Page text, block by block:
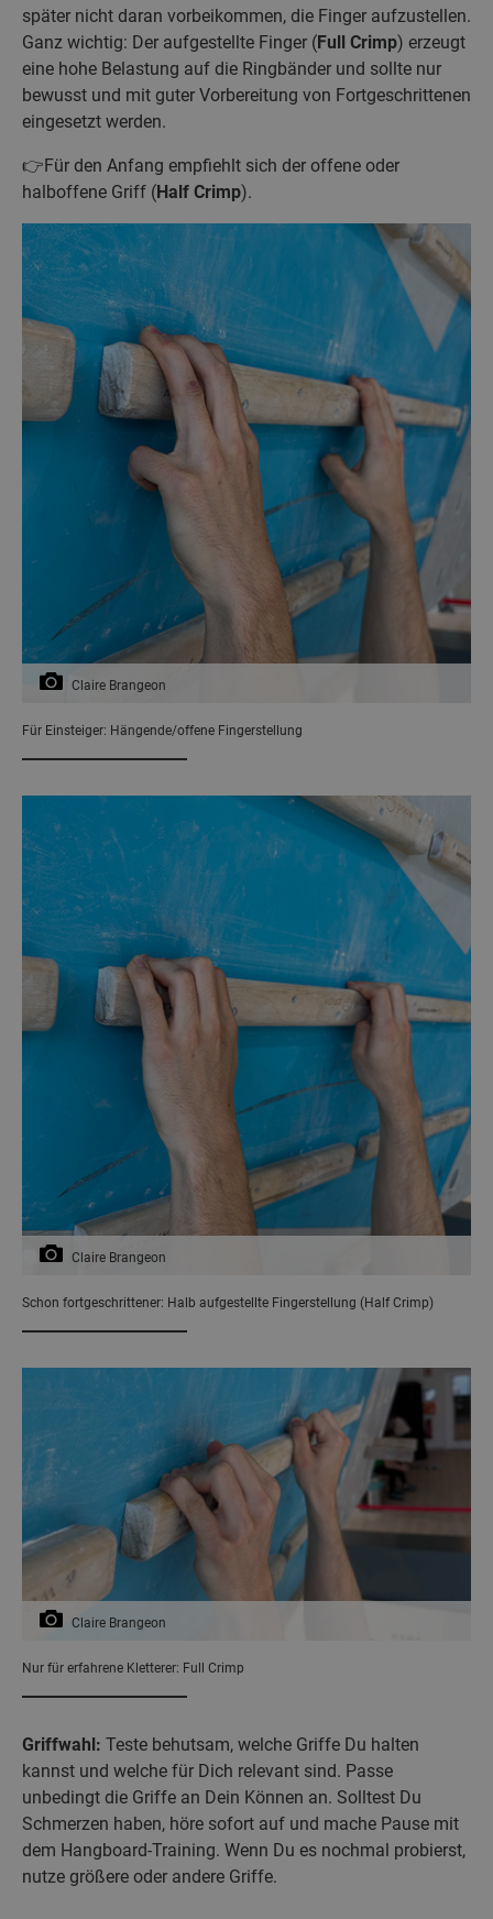
später nicht daran vorbeikommen, die Finger aufzustellen.
Ganz wichtig: Der aufgestellte Finger (Full Crimp) erzeugt
eine hohe Belastung auf die Ringbänder und sollte nur
bewusst und mit guter Vorbereitung von Fortgeschrittenen
eingesetzt werden.
👉Für den Anfang empfiehlt sich der offene oder
halboffene Griff (Half Crimp).
Claire Brangeon
Für Einsteiger: Hängende/offene Fingerstellung
Claire Brangeon
Schon fortgeschrittener: Halb aufgestellte Fingerstellung (Half Crimp)
Claire Brangeon
Nur für erfahrene Kletterer: Full Crimp
Griffwahl: Teste behutsam, welche Griffe Du halten
kannst und welche für Dich relevant sind. Passe
unbedingt die Griffe an Dein Können an. Solltest Du
Schmerzen haben, höre sofort auf und mache Pause mit
dem Hangboard-Training. Wenn Du es nochmal probierst,
nutze größere oder andere Griffe.